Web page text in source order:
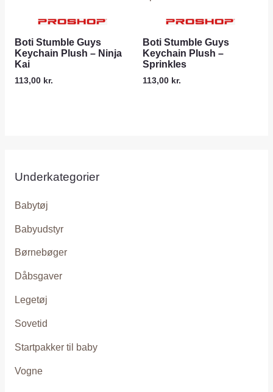
Underkategorier
Babytøj
Babyudstyr
Børnebøger
Dåbsgaver
Legetøj
Sovetid
Startpakker til baby
Vogne
Boti Stumble Guys
Keychain Plush – Ninja
Kai
113,00 kr.
Boti Stumble Guys
Keychain Plush –
Sprinkles
113,00 kr.